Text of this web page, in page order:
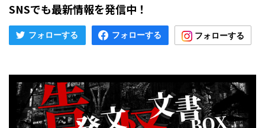
SNSでも最新情報を発信中！